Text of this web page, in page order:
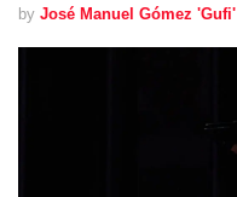
by José Manuel Gómez 'Gufi'